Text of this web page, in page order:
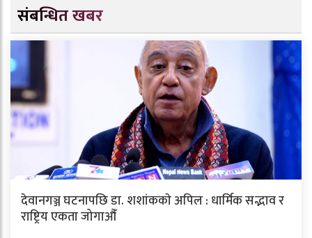
संबन्धित खबर
देवानगञ्ज घटनापछि डा. शशांककाे अपिल : धार्मिक सद्भाव र
राष्ट्रिय एकता जोगाऔँ